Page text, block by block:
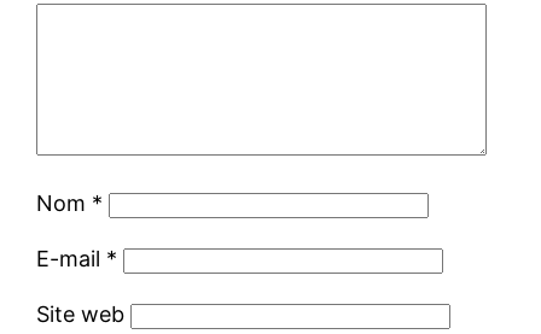
Nom *
E-mail *
Site web